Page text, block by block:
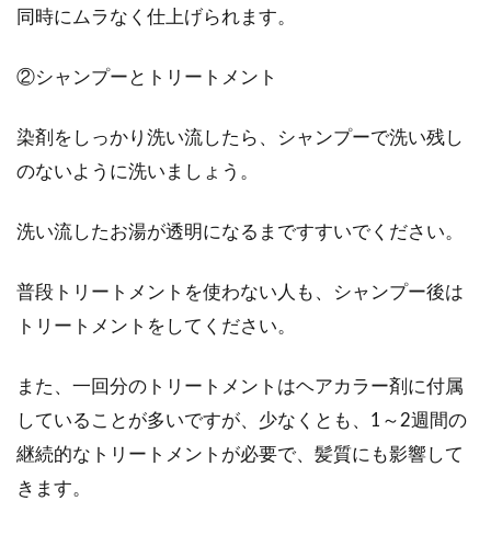
同時にムラなく仕上げられます。
②シャンプーとトリートメント
染剤をしっかり洗い流したら、シャンプーで洗い残し
のないように洗いましょう。
洗い流したお湯が透明になるまですすいでください。
普段トリートメントを使わない人も、シャンプー後は
トリートメントをしてください。
また、一回分のトリートメントはヘアカラー剤に付属
していることが多いですが、少なくとも、1～2週間の
継続的なトリートメントが必要で、髪質にも影響して
きます。